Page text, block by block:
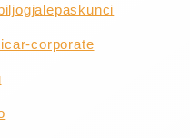
corporate